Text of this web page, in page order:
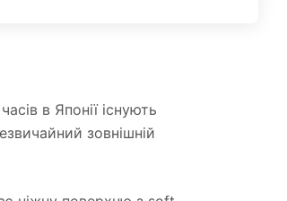
в Японії існують
зовнішній